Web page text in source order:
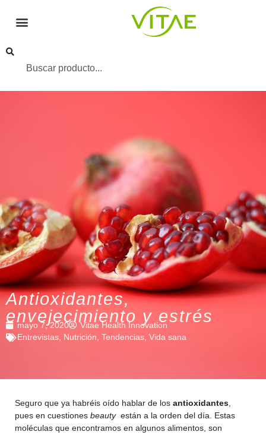
Antioxidantes,
envejecimiento y estrés
mayo 7, 2020
Vitae Health Innovation
Entrevistas Nutrición Tendencias Vida sana
Seguro que ya habréis oído hablar de los antioxidantes
pues en cuestiones beautyestán a la orden del día. Estas
moléculas que encontramos en algunos alimentos, son